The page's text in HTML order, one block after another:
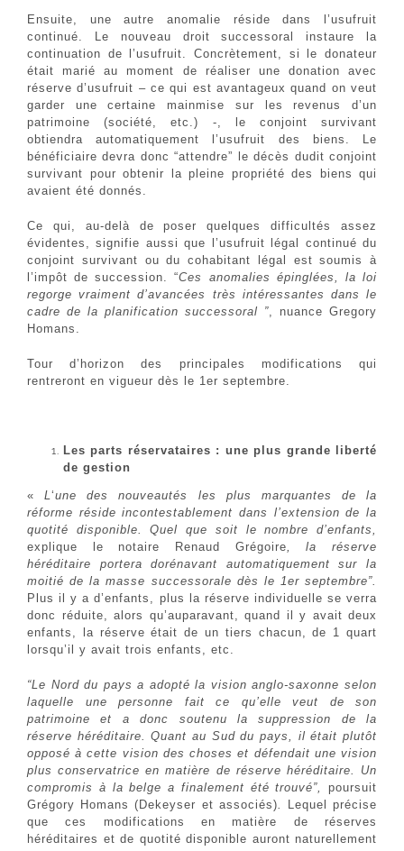
Ensuite, une autre anomalie réside dans l’usufruit
continué. Le nouveau droit successoral instaure la
continuation de l’usufruit. Concrètement, si le donateur
était marié au moment de réaliser une donation avec
réserve d’usufruit – ce qui est avantageux quand on veut
garder une certaine mainmise sur les revenus d’un
patrimoine (société, etc.) -, le conjoint survivant
obtiendra automatiquement l’usufruit des biens. Le
bénéficiaire devra donc “attendre” le décès dudit conjoint
survivant pour obtenir la pleine propriété des biens qui
avaient été donnés.
Ce qui, au-delà de poser quelques difficultés assez
évidentes, signifie aussi que l’usufruit légal continué du
conjoint survivant ou du cohabitant légal est soumis à
l’impôt de succession. “Ces anomalies épinglées, la loi
regorge vraiment d’avancées très intéressantes dans le
cadre de la planification successoral ”, nuance Gregory
Homans.
Tour d’horizon des principales modifications qui
rentreront en vigueur dès le 1er septembre.
Les parts réservataires : une plus grande liberté
de gestion
«L‘une des nouveautés les plus marquantes de la
réforme réside incontestablement dans l’extension de la
quotité disponible. Quel que soit le nombre d’enfants,
explique le notaire Renaud Grégoire, la réserve
héréditaire portera dorénavant automatiquement sur la
moitié de la masse successorale dès le 1er septembre”.
Plus il y a d’enfants, plus la réserve individuelle se verra
donc réduite, alors qu’auparavant, quand il y avait deux
enfants, la réserve était de un tiers chacun, de 1 quart
lorsqu’il y avait trois enfants, etc.
“Le Nord du pays a adopté la vision anglo-saxonne selon
laquelle une personne fait ce qu’elle veut de son
patrimoine et a donc soutenu la suppression de la
réserve héréditaire. Quant au Sud du pays, il était plutôt
opposé à cette vision des choses et défendait une vision
plus conservatrice en matière de réserve héréditaire. Un
compromis à la belge a finalement été trouvé”, poursuit
Grégory Homans (Dekeyser et associés).
Lequel précise
que ces modifications en matière de réserves
héréditaires et de quotité disponible auront naturellement